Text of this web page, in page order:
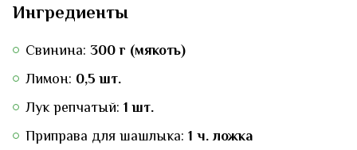
Ингредиенты
Свинина: 300 г (мякоть)
Лимон: 0,5 шт.
Лук репчатый: 1 шт.
Приправа для шашлыка: 1 ч. ложка